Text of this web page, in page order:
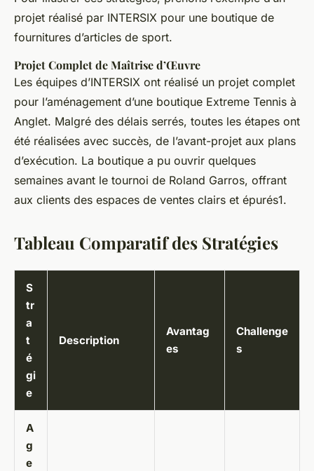
projet réalisé par INTERSIX pour une boutique de
fournitures d’articles de sport.
Projet Complet de Maîtrise d’Œuvre
Les équipes d’INTERSIX ont réalisé un projet complet
pour l’aménagement d’une boutique Extreme Tennis à
Anglet. Malgré des délais serrés, toutes les étapes ont
été réalisées avec succès, de l’avant-projet aux plans
d’exécution. La boutique a pu ouvrir quelques
semaines avant le tournoi de Roland Garros, offrant
aux clients des espaces de ventes clairs et épurés1.
Tableau Comparatif des Stratégies
S
tr
a
t
é
gi
e
Description
Avantag
es
Challenge
s
A
g
e